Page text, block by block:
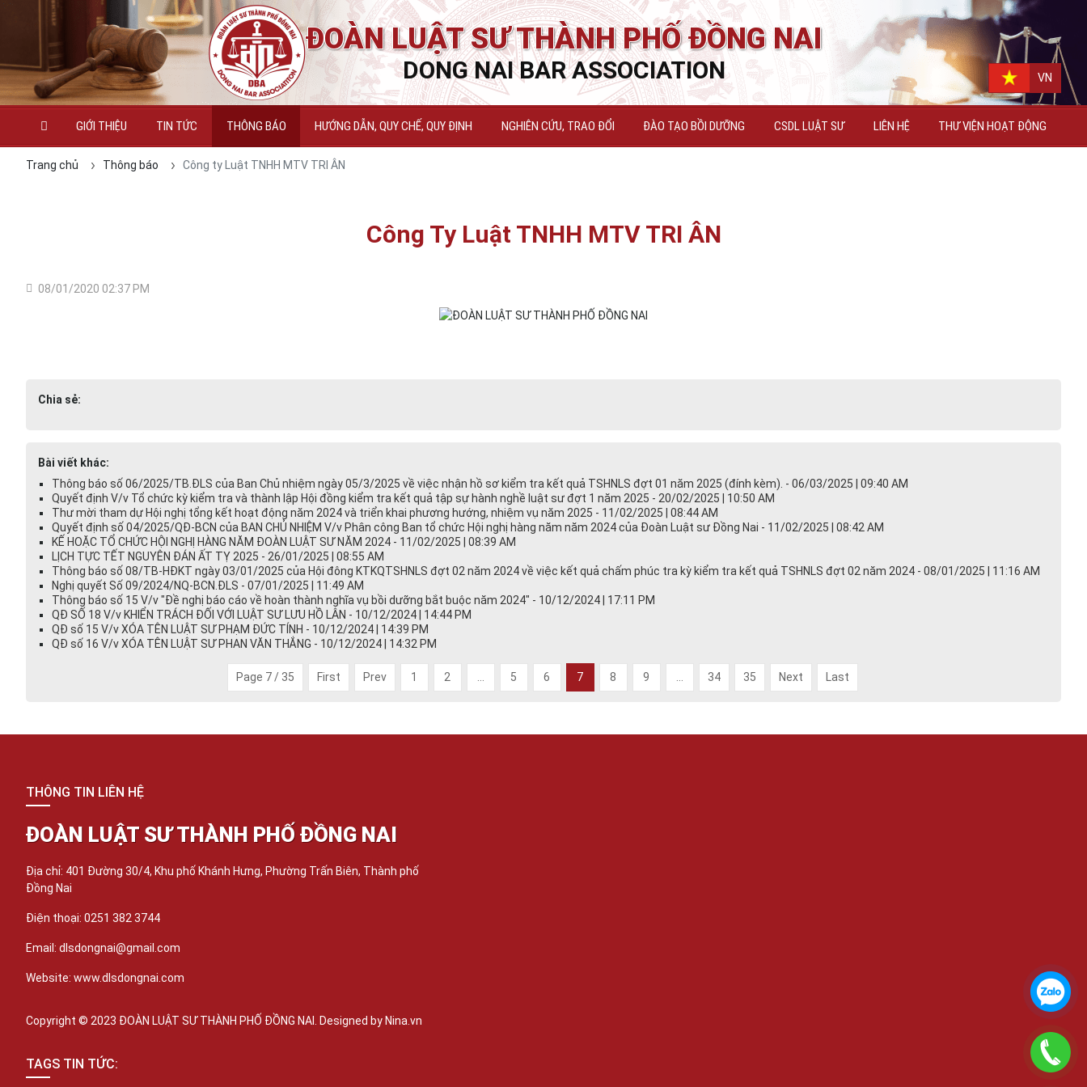
ĐOÀN LUẬT SƯ THÀNH PHỐ ĐỒNG NAI
DONG NAI BAR ASSOCIATION VN
GIỚI THIỆU TIN TỨC THÔNG BÁO HƯỚNG DẪN, QUY CHẾ, QUY ĐỊNH NGHIÊN CỨU, TRAO ĐỔI ĐÀO TẠO BỒI DƯỠNG CSDL LUẬT SƯ LIÊN HỆ THƯ VIỆN HOẠT ĐỘNG
Trang chủ Thông báo Công ty Luật TNHH MTV TRI ÂN
Công Ty Luật TNHH MTV TRI ÂN
08/01/2020 02:37 PM
Chia sẻ:
Bài viết khác:
Thông báo số 06/2025/TB.ĐLS của Ban Chủ nhiệm ngày 05/3/2025 về việc nhận hồ sơ kiểm tra kết quả TSHNLS đợt 01 năm 2025 (đính kèm). - 06/03/2025 | 09:40 AM
Quyết định V/v Tổ chức kỳ kiểm tra và thành lập Hội đồng kiểm tra kết quả tập sự hành nghề luật sư đợt 1 năm 2025 - 20/02/2025 | 10:50 AM
Thư mời tham dự Hội nghị tổng kết hoạt động năm 2024 và triển khai phương hướng, nhiệm vụ năm 2025 - 11/02/2025 | 08:44 AM
Quyết định số 04/2025/QĐ-BCN của BAN CHỦ NHIỆM V/v Phân công Ban tổ chức Hội nghị hàng năm năm 2024 của Đoàn Luật sư Đồng Nai - 11/02/2025 | 08:42 AM
KẾ HOẶC TỔ CHỨC HỘI NGHỊ HÀNG NĂM ĐOÀN LUẬT SƯ NĂM 2024 - 11/02/2025 | 08:39 AM
LỊCH TỰC TẾT NGUYÊN ĐÁN ẤT TỴ 2025 - 26/01/2025 | 08:55 AM
Thông báo số 08/TB-HĐKT ngày 03/01/2025 của Hội đông KTKQTSHNLS đợt 02 năm 2024 về việc kết quả chấm phúc tra kỳ kiểm tra kết quả TSHNLS đợt 02 năm 2024 - 08/01/2025 | 11:16 AM
Nghị quyết Số 09/2024/NQ-BCN.ĐLS - 07/01/2025 | 11:49 AM
Thông báo số 15 V/v "Đề nghị báo cáo về hoàn thành nghĩa vụ bồi dưỡng bắt buộc năm 2024" - 10/12/2024 | 17:11 PM
QĐ SỐ 18 V/v KHIỂN TRÁCH ĐỐI VỚI LUẬT SƯ LƯU HỒ LÂN - 10/12/2024 | 14:44 PM
QĐ số 15 V/v XÓA TÊN LUẬT SƯ PHẠM ĐỨC TÍNH - 10/12/2024 | 14:39 PM
QĐ số 16 V/v XÓA TÊN LUẬT SƯ PHAN VĂN THẮNG - 10/12/2024 | 14:32 PM
Page 7 / 35 First Prev 1 2 5 6 7 8 9 34 35 Next Last
THÔNG TIN LIÊN HỆ
ĐOÀN LUẬT SƯ THÀNH PHỐ ĐỒNG NAI
Địa chỉ: 401 Đường 30/4, Khu phố Khánh Hưng, Phường Trấn Biên, Thành phố
Đồng Nai
Điện thoại: 0251 382 3744
Email: dlsdongnai@gmail.com
Website: www.dlsdongnai.com
Copyright © 2023 ĐOÀN LUẬT SƯ THÀNH PHỐ ĐỒNG NAI. Designed by Nina.vn
TAGS TIN TỨC: